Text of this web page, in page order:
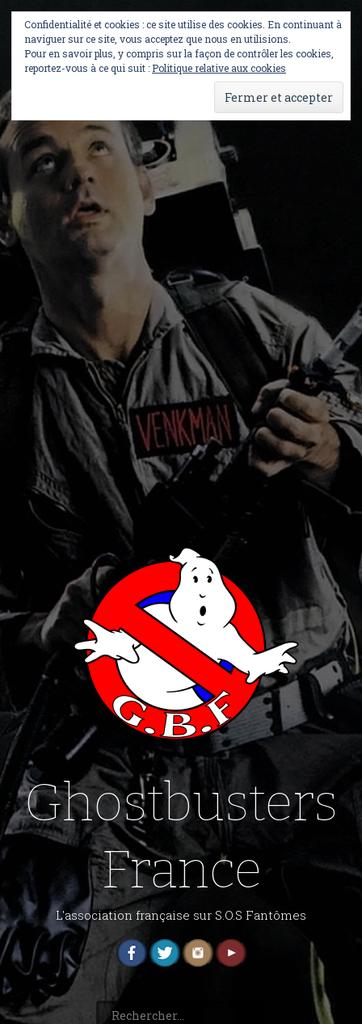
content
Ghostbusters
France
L'association française sur S.O.S Fantômes
Confidentialité et cookies : ce site utilise des cookies. En continuant à
naviguer sur ce site, vous acceptez que nous en utilisions.
Pour en savoir plus, y compris sur la façon de contrôler les cookies,
reportez-vous à ce qui suit :Politique relative aux cookies